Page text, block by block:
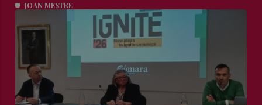
JOAN MESTRE